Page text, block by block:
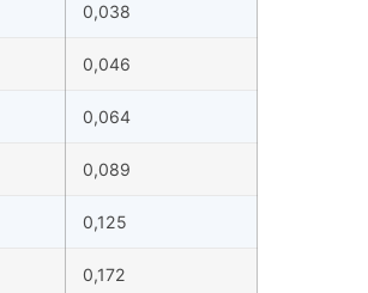
0,038
0,046
0,064
0,089
0,125
0,172